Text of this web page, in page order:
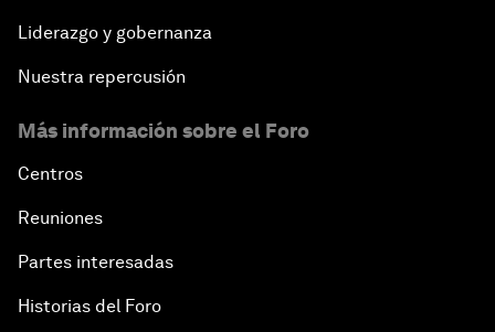
Liderazgo y gobernanza
Nuestra repercusión
Más información sobre el Foro
Centros
Reuniones
Partes interesadas
Historias del Foro